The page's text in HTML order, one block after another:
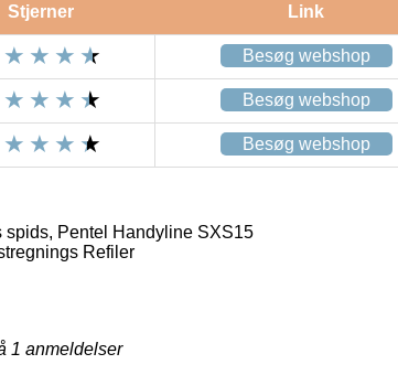
Stjerner Link
Besøg webshop
Besøg webshop
Besøg webshop
spids, Pentel Handyline SXS15
Refiler
1 anmeldelser